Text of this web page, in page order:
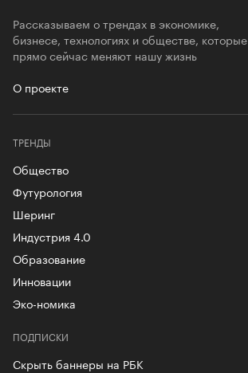
Рассказываем о трендах в экономике,
бизнесе, технологиях и обществе, которые
прямо сейчас меняют нашу жизнь
О проекте
ТРЕНДЫ
Общество
Футурология
Шеринг
Индустрия 4.0
Образование
Инновации
Эко-номика
ПОДПИСКИ
Скрыть баннеры на РБК